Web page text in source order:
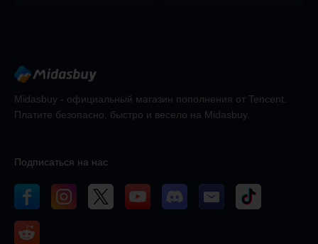
Midasbuy - официальный магазин пополнения от Tencent.
Платите безопасно, быстро и весело на Midasbuy.
Подписаться на нас